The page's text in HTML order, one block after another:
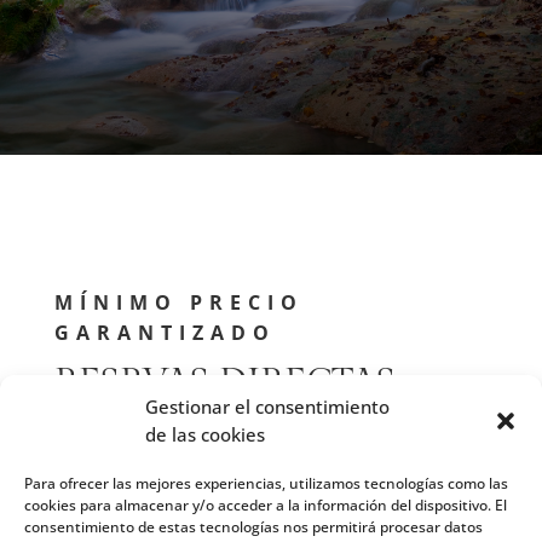
Gestionar el consentimiento
de las cookies
Para ofrecer las mejores experiencias, utilizamos tecnologías como las
cookies para almacenar y/o acceder a la información del dispositivo. El
consentimiento de estas tecnologías nos permitirá procesar datos
MÍNIMO PRECIO
GARANTIZADO
RESRVAS DIRECTAS